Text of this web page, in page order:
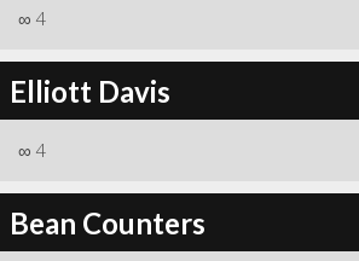
∞ 4
Elliott Davis
∞ 4
Bean Counters